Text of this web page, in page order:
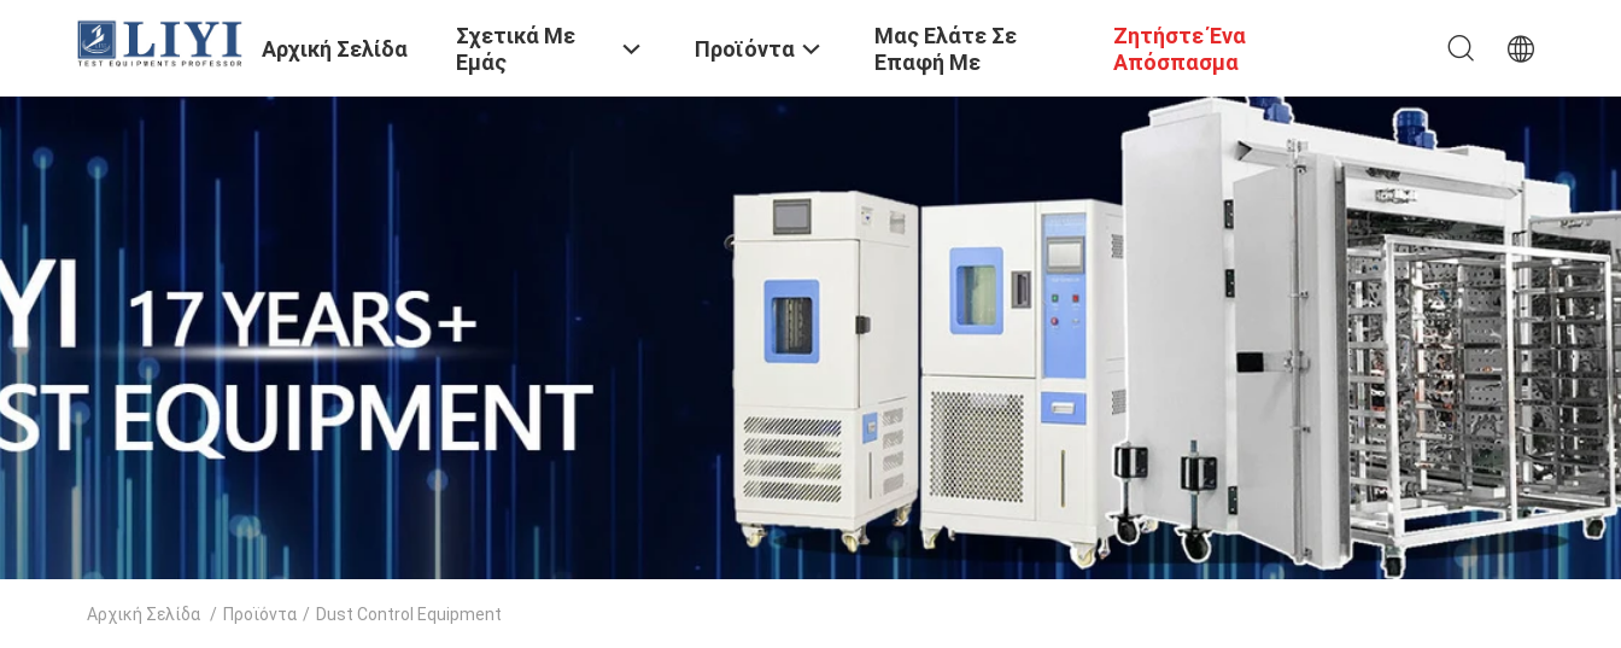
Αρχική Σελίδα
Σχετικά Με
Εμάς
Προϊόντα
Μας Ελάτε Σε
Επαφή Με
Ζητήστε Ένα
Απόσπασμα
Αρχική Σελίδα / Προϊόντα / Dust Control Equipment